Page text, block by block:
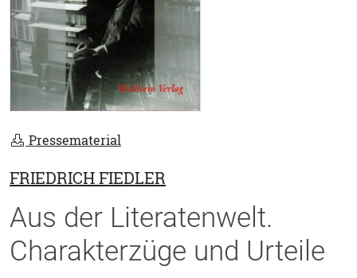
Pressematerial
FRIEDRICH FIEDLER
Aus der Literatenwelt.
Charakterzüge und Urteile